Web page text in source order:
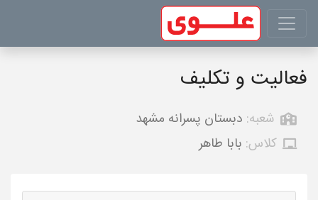
فعالیت و تکلیف
شعبه: دبستان پسرانه مشهد
کلاس: بابا طاهر